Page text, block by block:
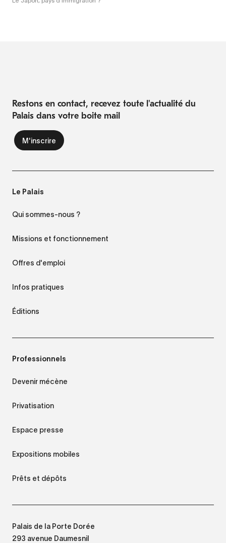
Restons en contact, recevez toute l'actualité du
Palais dans votre boite mail
Le Palais
Qui sommes-nous ?
Missions et fonctionnement
Offres d'emploi
Infos pratiques
Éditions
Professionnels
Devenir mécène
Privatisation
Espace presse
Expositions mobiles
Prêts et dépôts
Palais de la Porte Dorée
293 avenue Daumesnil